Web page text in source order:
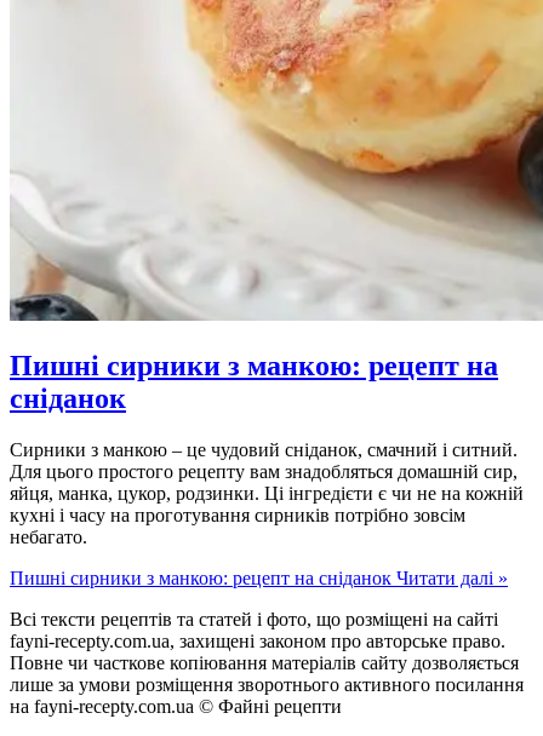
Пишні сирники з манкою: рецепт на
сніданок
Сирники з манкою – це чудовий сніданок, смачний і ситний.
Для цього простого рецепту вам знадобляться домашній сир,
яйця, манка, цукор, родзинки. Ці інгредієти є чи не на кожній
кухні і часу на проготування сирників потрібно зовсім
небагато.
Пишні сирники з манкою: рецепт на сніданок Читати далі »
Всі тексти рецептів та статей і фото, що розміщені на сайті
fayni-recepty.com.ua, захищені законом про авторське право.
Повне чи часткове копіювання матеріалів сайту дозволяється
лише за умови розміщення зворотнього активного посилання
на fayni-recepty.com.ua © Файні рецепти